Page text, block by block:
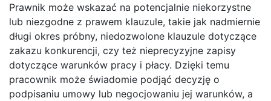
Prawnik może wskazać na potencjalnie niekorzystne
lub niezgodne z prawem klauzule, takie jak nadmiernie
długi okres próbny, niedozwolone klauzule dotyczące
zakazu konkurencji, czy też nieprecyzyjne zapisy
dotyczące warunków pracy i płacy. Dzięki temu
pracownik może świadomie podjąć decyzję o
podpisaniu umowy lub negocjowaniu jej warunków, a